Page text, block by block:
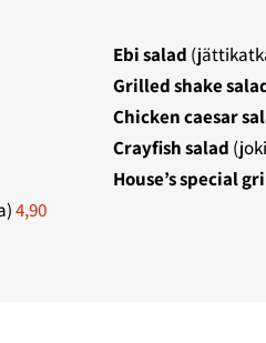
4,90
Ebi salad
Grilled shake
Chicken caesar
Crayfish salad
House’s special